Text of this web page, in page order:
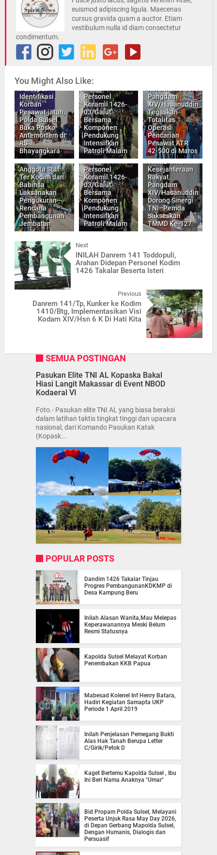
euismod adipiscing ligula. Maecenas
cursus gravida quam a auctor. Etiam
vestibulum nulla id diam consectetur
condimentum.
You Might Also Like:
Identifikasi
Korban
Pesawat jatuh,
Polda Sulsel
Buka Posko
Antemortem di
RS
Bhayangkara
Personel
Koramil 1426-
03/Galut
Bersama
Komponen
Pendukung
Intensifkan
Patroli Malam
Pangdam
XIV/Hasanuddin
Tegaskan
Totalitas
Operasi
Pencarian
Pesawat ATR
42-500 di Maros
Anggota Staf
Ter Kodim dan
Babinsa
Laksanakan
Pengukuran
Rencana
Pembangunan
Jembatan
Personel
Koramil 1426-
03/Galut
Bersama
Komponen
Pendukung
Intensifkan
Patroli Malam
Kesejahteraan
Rakyat,
Pangdam
XIV/Hasanuddin
Dorong Sinergi
TNI–Pemda
Sukseskan
TMMD Ke-127
Next
INILAH Danrem 141 Toddopuli,
Arahan Didepan Personel Kodim
1426 Takalar Beserta Isteri
Previous
Danrem 141/Tp, Kunker ke Kodim
1410/Btg, Implementasikan Visi
Kodam XIV/Hsn 6 K Di Hati Kita
SEMUA POSTINGAN
Pasukan Elite TNI AL Kopaska Bakal
Hiasi Langit Makassar di Event NBOD
Kodaeral VI
Foto.- Pasukan elite TNI AL yang biasa beraksi
dalam latihan taktis tingkat tinggi dan upacara
nasional, dari Komando Pasukan Katak
(Kopask...
POPULAR POSTS
Dandim 1426 Takalar Tinjau
Progres PembangunanKDKMP di
Desa Kampung Beru
Inilah Alasan Wanita,Mau Melepas
Keperawanannya Meski Belum
Resmi Statusnya
Kapolda Sulsel Melayat Korban
Penembakan KKB Papua
Mabesad Kolenel Inf Henry Batara,
Hadiri Kegiatan Samapta UKP
Periode 1 April 2019
Inilah Penjelasan Pemegang Bukti
Alas Hak Tanah Berupa Letter
C/Girik/Petok D
Kaget Bertemu Kapolda Sulsel , Ibu
Ini Beri Nama Anaknya "Umar"
Bid Propam Polda Sulsel, Melayani
Peserta Unjuk Rasa May Day 2026,
di Depan Gerbang Mapolda Sulsel,
Dengan Humanis, Dialogis dan
Persuasif